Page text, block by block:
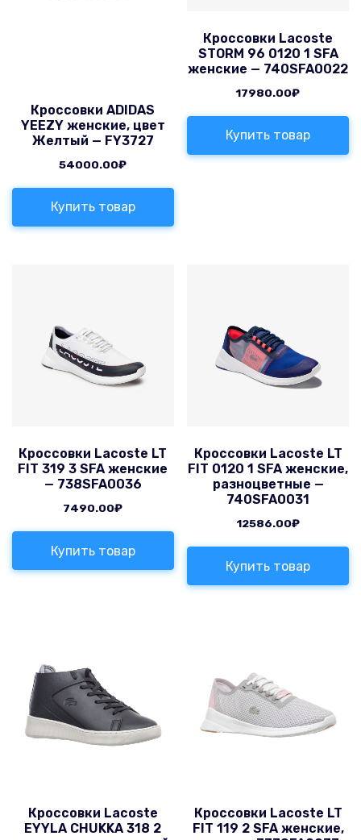
Кроссовки ADIDAS
YEEZY женские, цвет
Желтый — FY3727
54000.00₽
Купить товар
Кроссовки Lacoste
STORM 96 0120 1 SFA
женские — 740SFA0022
17980.00₽
Купить товар
Кроссовки Lacoste LT
FIT 319 3 SFA женские
— 738SFA0036
7490.00₽
Купить товар
Кроссовки Lacoste LT
FIT 0120 1 SFA женские,
разноцветные —
740SFA0031
12586.00₽
Купить товар
Кроссовки Lacoste
EYYLA CHUKKA 318 2
Кроссовки Lacoste LT
FIT 119 2 SFA женские,